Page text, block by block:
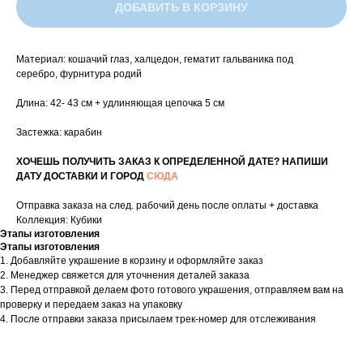
ДОБАВИТЬ В КОРЗИНУ
Материал: кошачий глаз, халцедон, гематит гальваника под
серебро, фурнитура родий
Длина: 42- 43 см + удлиняющая цепочка 5 см
Застежка: карабин
ХОЧЕШЬ ПОЛУЧИТЬ ЗАКАЗ К ОПРЕДЕЛЕННОЙ ДАТЕ? НАПИШИ
ДАТУ ДОСТАВКИ И ГОРОД СЮДА
Отправка заказа на след. рабочий день после оплаты + доставка
Коллекция: Кубики
Этапы изготовления
Этапы изготовления
1. Добавляйте украшение в корзину и оформляйте заказ
2. Менеджер свяжется для уточнения деталей заказа
3. Перед отправкой делаем фото готового украшения, отправляем вам на
проверку и передаем заказ на упаковку
4. После отправки заказа присылаем трек-номер для отслеживания